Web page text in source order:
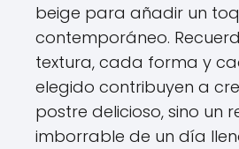
beige para añadir un
contemporáneo.
textura, cada forma y
elegido contribuyen a
postre delicioso, sino un
imborrable de un día